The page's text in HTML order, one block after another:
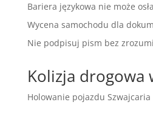
Bariera językowa nie może
Wycena samochodu dla
Nie podpisuj pism bez
Kolizja drogowa
Holowanie pojazdu Szwajcaria